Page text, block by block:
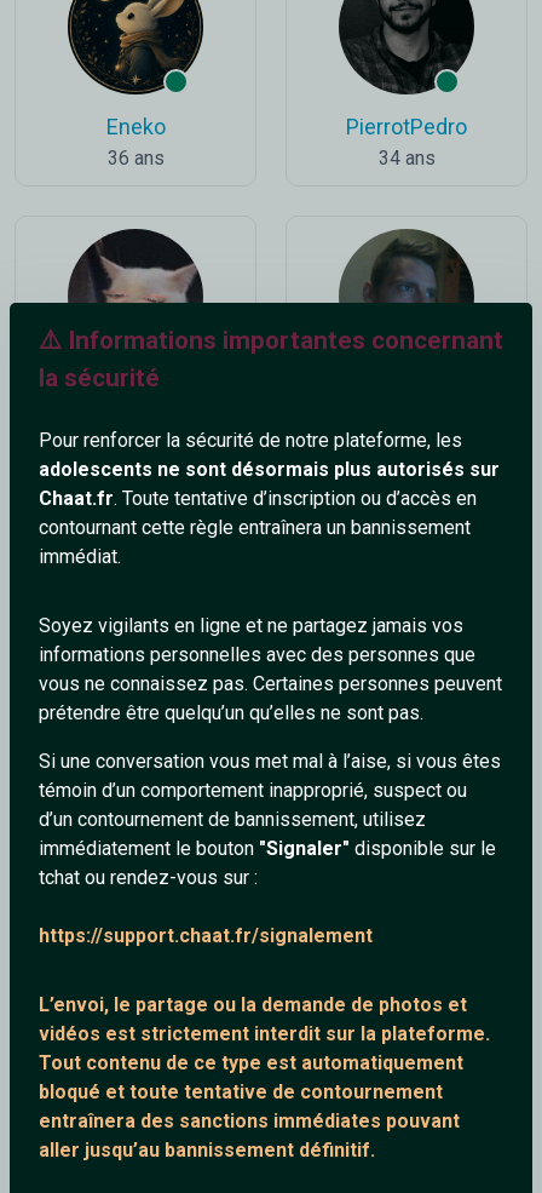
⚠️ Informations importantes concernant
la sécurité
Pour renforcer la sécurité de notre plateforme, les
adolescents ne sont désormais plus autorisés sur
Chaat.fr. Toute tentative d’inscription ou d’accès en
contournant cette règle entraînera un bannissement
immédiat.
Soyez vigilants en ligne et ne partagez jamais vos
informations personnelles avec des personnes que
vous ne connaissez pas. Certaines personnes peuvent
prétendre être quelqu’un qu’elles ne sont pas.
Si une conversation vous met mal à l’aise, si vous êtes
témoin d’un comportement inapproprié, suspect ou
d’un contournement de bannissement, utilisez
immédiatement le bouton "Signaler" disponible sur le
tchat ou rendez-vous sur :
https://support.chaat.fr/signalement
L’envoi, le partage ou la demande de photos et
vidéos est strictement interdit sur la plateforme.
Tout contenu de ce type est automatiquement
bloqué et toute tentative de contournement
entraînera des sanctions immédiates pouvant
aller jusqu’au bannissement définitif.
Eneko
36 ans
PierrotPedro
34 ans
30 ans 35 ans
LaBlonde lesbienne-75
68 ans
Galanthomme77 Shatter